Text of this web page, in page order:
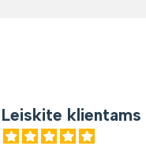
Leiskite